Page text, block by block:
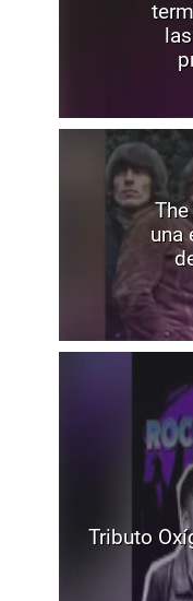
una
Tributo